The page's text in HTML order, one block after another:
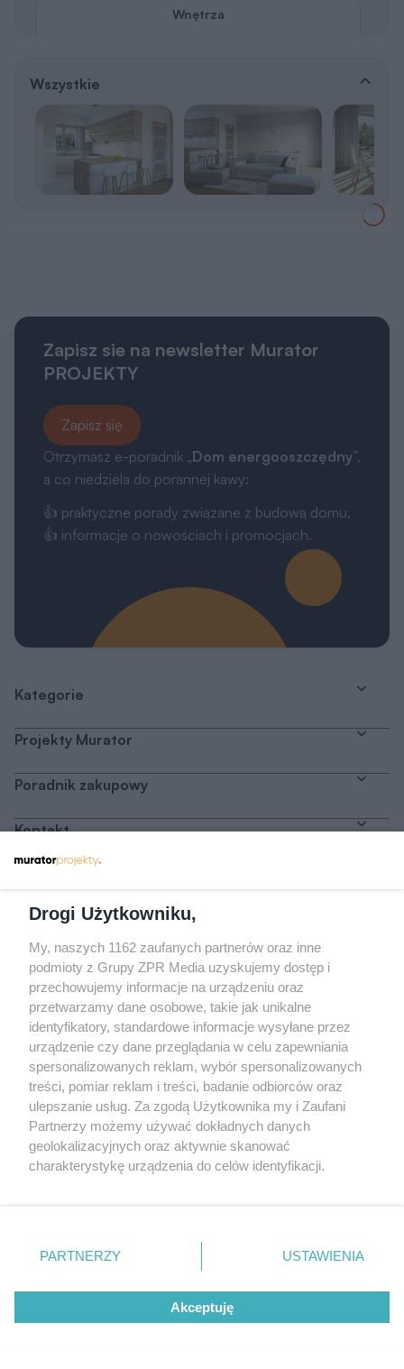
Wnętrza
Wszystkie
Zapisz sie na newsletter Murator
PROJEKTY
Zapisz się
Otrzymasz e-poradnik „Dom energooszczędny”,
a co niedziela do porannej kawy:
👍 praktyczne porady związane z budową domu,
👍 informacje o nowościach i promocjach.
Kategorie
Projekty Murator
Poradnik zakupowy
Kontakt
Odwiedź grupę na Facebooku
Gdybym budował drugi raz - mądry Polak
przed budową
Forum Muratora
© 2026
Drogi Użytkowniku,
My, naszych 1162 zaufanych partnerów oraz inne
podmioty z Grupy ZPR Media uzyskujemy dostęp i
przechowujemy informacje na urządzeniu oraz
przetwarzamy dane osobowe, takie jak unikalne
identyfikatory, standardowe informacje wysyłane przez
urządzenie czy dane przeglądania w celu zapewniania
spersonalizowanych reklam, wybór spersonalizowanych
treści, pomiar reklam i treści, badanie odbiorców oraz
ulepszanie usług. Za zgodą Użytkownika my i Zaufani
Partnerzy możemy używać dokładnych danych
geolokalizacyjnych oraz aktywnie skanować
charakterystykę urządzenia do celów identyfikacji.
zmienić/wycofać klikając przycisk ustawień prywatności
znajdujący się w lewym dolnym rogu strony
rodzaje przetwarzania danych nie wymagają zgody
użytkownika, ale masz prawo sprzeciwić się takiemu
przetwarzaniu. Preferencje będą miały zastosowanie tylko
PARTNERZY USTAWIENIA
Akceptuję